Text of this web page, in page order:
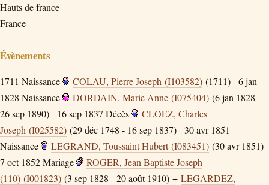
Hauts de france
France
Évènements
1711 Naissance COLAU, Pierre Joseph (I103582) (1711)
6 jan
1828 Naissance DORDAIN, Marie Anne (I075404) (6 jan 1828 -
26 sep 1890)
16 sep 1837 Décès
CLOEZ, Charles
Joseph (I025582) (29 déc 1748 - 16 sep 1837)
30 avr 1851
Naissance
LEGRAND, Toussaint Hubert (I083451) (30 avr 1851)
7 oct 1852Mariage
ROGER, Jean Baptiste Joseph
(110) (I001823) (3 sep 1828 - 20 août 1910) + LEGARDEZ,